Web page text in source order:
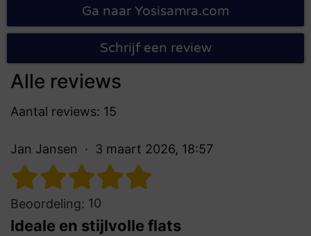
Ga naar Yosisamra.com
Schrijf een review
Alle reviews
Aantal reviews: 15
Jan Jansen 3 maart 2026, 18:57
Beoordeling: 10
Ideale en stijlvolle flats